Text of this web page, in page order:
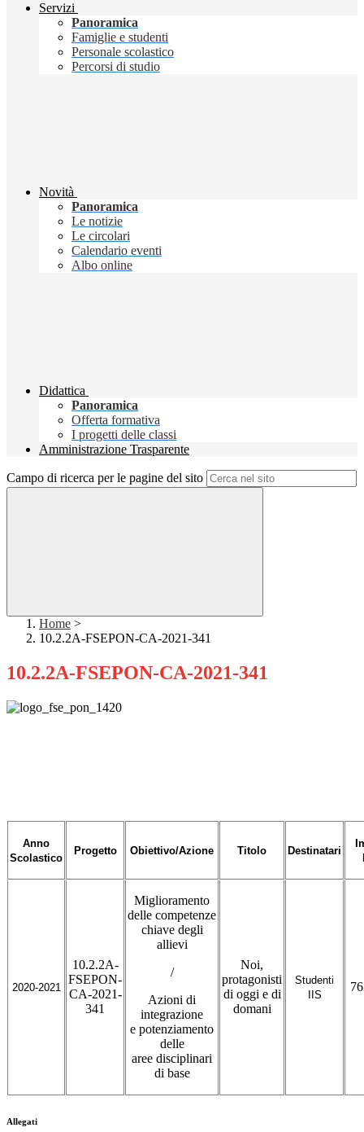
Servizi
Panoramica
Famiglie e studenti
Personale scolastico
Percorsi di studio
Novità
Panoramica
Le notizie
Le circolari
Calendario eventi
Albo online
Didattica
Panoramica
Offerta formativa
I progetti delle classi
Amministrazione Trasparente
Campo di ricerca per le pagine del sito
Home >
10.2.2A-FSEPON-CA-2021-341
10.2.2A-FSEPON-CA-2021-341
Anno
Scolastico
Progetto Obiettivo/Azione Titolo Destinatari
2020-2021
10.2.2A-
FSEPON-
CA-2021-
341
Miglioramento
delle competenze
chiave degli
allievi
/
Azioni di
integrazione
e potenziamento
delle
aree disciplinari
di base
Noi,
protagonisti
di oggi e di
domani
Studenti
IIS
Allegati